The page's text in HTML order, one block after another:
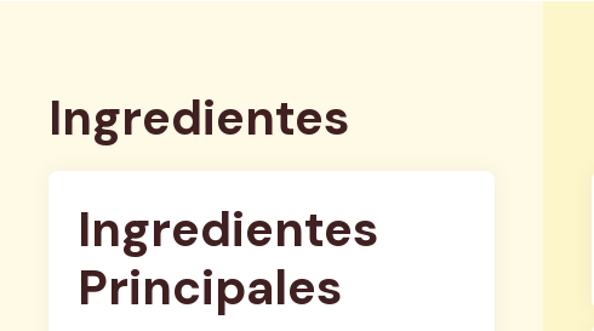
Ingredientes
Ingredientes
Principales